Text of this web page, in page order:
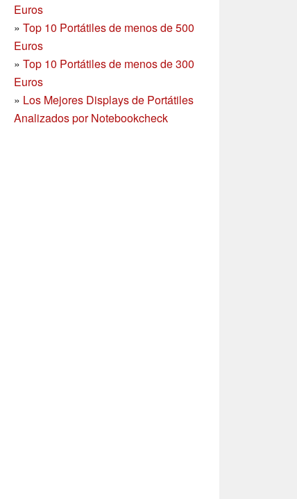
Euros
» Top 10 Portátiles de menos de 500
Euros
» Top 10 Portátiles de menos de 300
Euros
» Los Mejores Displays de Portátiles
Analizados por Notebookcheck